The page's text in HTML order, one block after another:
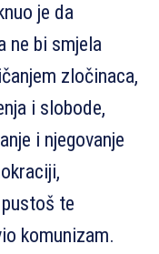
je da
ne bi smjela
zločinaca,
i slobode,
i njegovanje
te
komunizam.